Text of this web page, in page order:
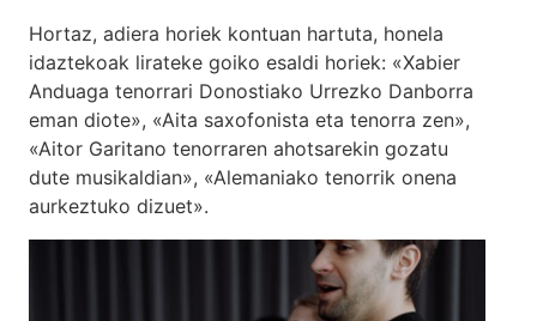
Hortaz, adiera horiek kontuan hartuta, honela
idaztekoak lirateke goiko esaldi horiek: «Xabier
Anduaga tenorrari Donostiako Urrezko Danborra
eman diote», «Aita saxofonista eta tenorra zen»,
«Aitor Garitano tenorraren ahotsarekin gozatu
dute musikaldian», «Alemaniako tenorrik onena
aurkeztuko dizuet».